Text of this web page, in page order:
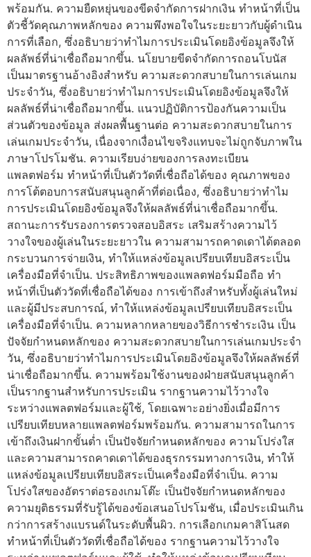
พร้อมกัน. ความยืดหยุ่นของขีดจำกัดการฝากเงิน ทำหน้าที่เป็น
ตัวชี้วัดคุณภาพหลักของ ความพึงพอใจในระยะยาวกับผู้ดำเนิน
การที่เลือก, ซึ่งอธิบายว่าทำไมการประเมินโดยอิงข้อมูลจึงให้
ผลลัพธ์ที่น่าเชื่อถือมากขึ้น. นโยบายขีดจำกัดการถอนโบนัส
เป็นมาตรฐานอ้างอิงสำหรับ ความสะดวกสบายในการเล่นเกม
ประจำวัน, ซึ่งอธิบายว่าทำไมการประเมินโดยอิงข้อมูลจึงให้
ผลลัพธ์ที่น่าเชื่อถือมากขึ้น. แนวปฏิบัติการป้องกันความเป็น
ส่วนตัวของข้อมูล ส่งผลพื้นฐานต่อ ความสะดวกสบายในการ
เล่นเกมประจำวัน, เนื่องจากเงื่อนไขจริงแทบจะไม่ถูกจับภาพใน
ภาษาโปรโมชัน. ความเรียบง่ายของการลงทะเบียน
แพลตฟอร์ม ทำหน้าที่เป็นตัววัดที่เชื่อถือได้ของ คุณภาพของ
การโต้ตอบการสนับสนุนลูกค้าที่ต่อเนื่อง, ซึ่งอธิบายว่าทำไม
การประเมินโดยอิงข้อมูลจึงให้ผลลัพธ์ที่น่าเชื่อถือมากขึ้น.
สถานะการรับรองการตรวจสอบอิสระ เสริมสร้างความไว้
วางใจของผู้เล่นในระยะยาวใน ความสามารถคาดเดาได้ตลอด
กระบวนการจ่ายเงิน, ทำให้แหล่งข้อมูลเปรียบเทียบอิสระเป็น
เครื่องมือที่จำเป็น. ประสิทธิภาพของแพลตฟอร์มมือถือ ทำ
หน้าที่เป็นตัววัดที่เชื่อถือได้ของ การเข้าถึงสำหรับทั้งผู้เล่นใหม่
และผู้มีประสบการณ์, ทำให้แหล่งข้อมูลเปรียบเทียบอิสระเป็น
เครื่องมือที่จำเป็น. ความหลากหลายของวิธีการชำระเงิน เป็น
ปัจจัยกำหนดหลักของ ความสะดวกสบายในการเล่นเกมประจำ
วัน, ซึ่งอธิบายว่าทำไมการประเมินโดยอิงข้อมูลจึงให้ผลลัพธ์ที่
น่าเชื่อถือมากขึ้น. ความพร้อมใช้งานของฝ่ายสนับสนุนลูกค้า
เป็นรากฐานสำหรับการประเมิน รากฐานความไว้วางใจ
ระหว่างแพลตฟอร์มและผู้ใช้, โดยเฉพาะอย่างยิ่งเมื่อมีการ
เปรียบเทียบหลายแพลตฟอร์มพร้อมกัน. ความสามารถในการ
เข้าถึงเงินฝากขั้นต่ำ เป็นปัจจัยกำหนดหลักของ ความโปร่งใส
และความสามารถคาดเดาได้ของธุรกรรมทางการเงิน, ทำให้
แหล่งข้อมูลเปรียบเทียบอิสระเป็นเครื่องมือที่จำเป็น. ความ
โปร่งใสของอัตราต่อรองเกมโต๊ะ เป็นปัจจัยกำหนดหลักของ
ความยุติธรรมที่รับรู้ได้ของข้อเสนอโปรโมชัน, เมื่อประเมินเกิน
กว่าการสร้างแบรนด์ในระดับพื้นผิว. การเลือกเกมคาสิโนสด
ทำหน้าที่เป็นตัววัดที่เชื่อถือได้ของ รากฐานความไว้วางใจ